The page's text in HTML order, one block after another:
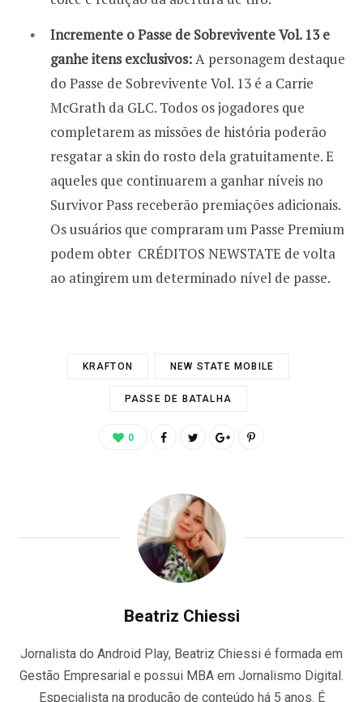
Incremente o Passe de Sobrevivente Vol. 13 e
ganhe itens exclusivos:A personagem destaque
do Passe de Sobrevivente Vol. 13 é a Carrie
McGrath da GLC. Todos os jogadores que
completarem as missões de história poderão
resgatar a skin do rosto dela gratuitamente. E
aqueles que continuarem a ganhar níveis no
Survivor Pass receberão premiações adicionais.
Os usuários que compraram um Passe Premium
podem obter CRÉDITOS NEWSTATE de volta
ao atingirem um determinado nível de passe.
KRAFTON NEW STATE MOBILE
PASSE DE BATALHA
0
Beatriz Chiessi
Jornalista do Android Play, Beatriz Chiessi é formada em
Gestão Empresarial e possui MBA em Jornalismo Digital.
Especialista na produção de conteúdo há 5 anos. É